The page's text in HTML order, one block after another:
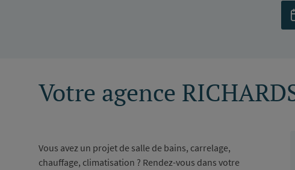
Votre agence
Vous avez un projet de salle de bains, carrelage,
chauffage, climatisation ? Rendez-vous dans votre